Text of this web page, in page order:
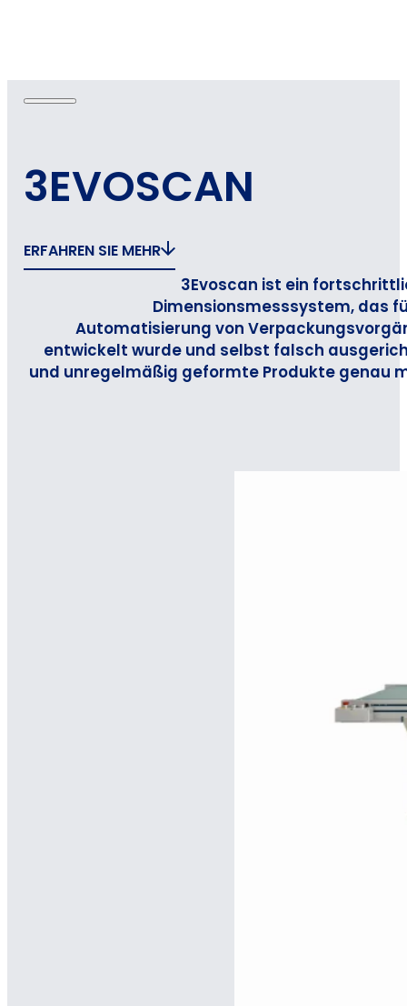
3EVOSCAN
ERFAHREN SIE MEHR
3Evoscan ist ein
Dimensionsmesssystem, das
Automatisierung von
entwickelt wurde und selbst falsch
und unregelmäßig geformte Produkte genau